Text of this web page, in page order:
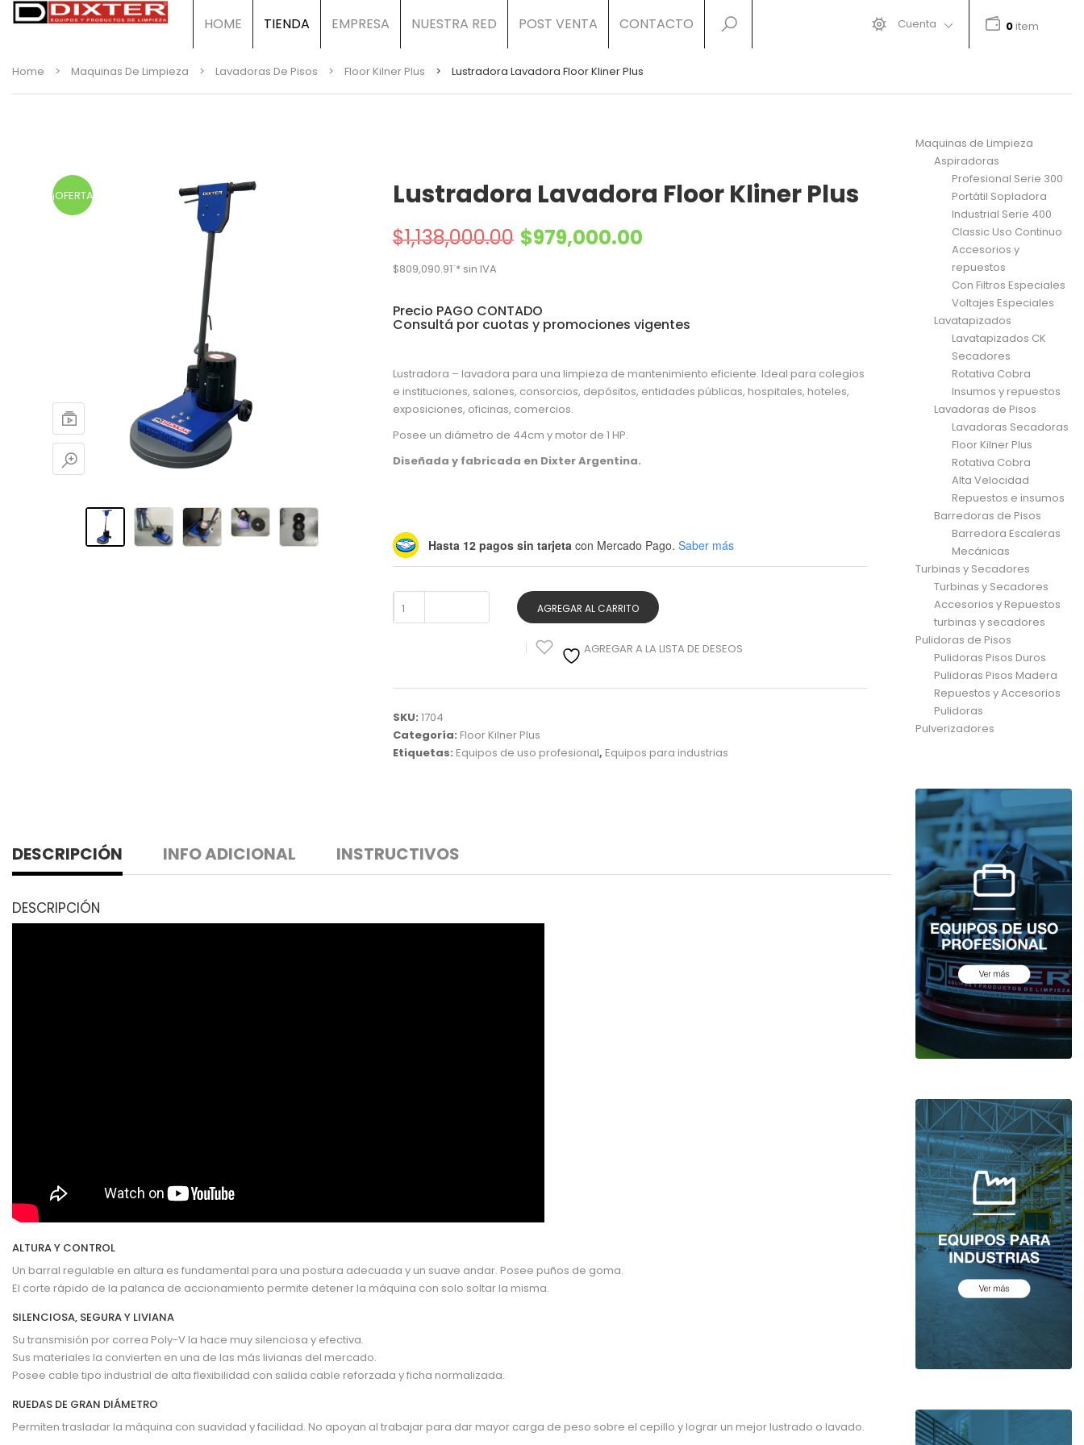
HOME TIENDA EMPRESA NUESTRA RED POST VENTA CONTACTO Cuenta 0 item
Home > Maquinas De Limpieza > Lavadoras De Pisos > Floor Kilner Plus > Lustradora Lavadora Floor Kliner Plus
¡OFERTA! Lustradora Lavadora Floor Kliner Plus
$1,138,000.00 El precio original era: $1,138,000.00.
$979,000.00
$809,090.91¨* sin IVA
Precio PAGO CONTADO
Consultá por cuotas y promociones vigentes
Lustradora – lavadora para una limpieza de mantenimiento eficiente. Ideal para colegios
e instituciones, salones, consorcios, depósitos, entidades públicas, hospitales, hoteles,
exposiciones, oficinas, comercios.
Posee un diámetro de 44cm y motor de 1 HP.
Diseñada y fabricada en Dixter Argentina.
Hasta 12 pagos sin tarjeta con Mercado Pago. Saber más
Lustradora
Kliner
Plus
AGREGAR AL CARRITO
AGREGAR A LA LISTA DE DESEOS
SKU: 1704
Categoría: Floor Kilner Plus
Etiquetas: Equipos de uso profesional, Equipos para industrias
DESCRIPCIÓN INFO ADICIONAL INSTRUCTIVOS
DESCRIPCIÓN
ALTURA Y CONTROL
Un barral regulable en altura es fundamental para una postura adecuada y un suave andar. Posee puños de goma.
El corte rápido de la palanca de accionamiento permite detener la máquina con solo soltar la misma.
SILENCIOSA, SEGURA Y LIVIANA
Su transmisión por correa Poly-V la hace muy silenciosa y efectiva.
Sus materiales la convierten en una de las más livianas del mercado.
Posee cable tipo industrial de alta flexibilidad con salida cable reforzada y ficha normalizada.
RUEDAS DE GRAN DIÁMETRO
Permiten trasladar la máquina con suavidad y facilidad. No apoyan al trabajar para dar mayor carga de peso sobre el cepillo y lograr un mejor lustrado o lavado.
Maquinas de Limpieza
Aspiradoras
Profesional Serie 300
Portátil Sopladora
Industrial Serie 400
Classic Uso Continuo
Accesorios y
repuestos
Con Filtros Especiales
Voltajes Especiales
Lavatapizados
Lavatapizados CK
Secadores
Rotativa Cobra
Insumos y repuestos
Lavadoras de Pisos
Lavadoras Secadoras
Floor Kilner Plus
Rotativa Cobra
Alta Velocidad
Repuestos e insumos
Barredoras de Pisos
Barredora Escaleras
Mecánicas
Turbinas y Secadores
Turbinas y Secadores
Accesorios y Repuestos
turbinas y secadores
Pulidoras de Pisos
Pulidoras Pisos Duros
Pulidoras Pisos Madera
Repuestos y Accesorios
Pulidoras
Pulverizadores